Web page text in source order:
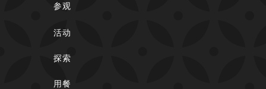
参观
活动
探索
用餐